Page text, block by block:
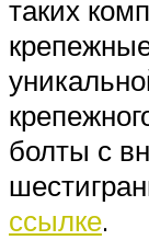
таких
болты с
ссылке.